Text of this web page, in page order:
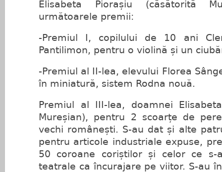
Elisabeta Piorașiu (căsătorită
următoarele premii:
-Premiul I, copilului de 10 ani
Pantilimon, pentru o violină și un
-Premiul al II-lea, elevului Florea
în miniatură, sistem Rodna nouă.
Premiul al III-lea, doamnei
Mureșian), pentru 2 scoarțe de
vechi românești. S-au dat și alte
pentru articole industriale expuse,
50 coroane coriștilor și celor ce s-
teatrale ca încurajare pe viitor. S-au